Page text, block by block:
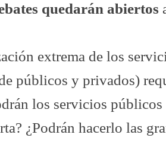
quedarán abiertos
extrema de los
públicos y privados)
los servicios
¿Podrán hacerlo las